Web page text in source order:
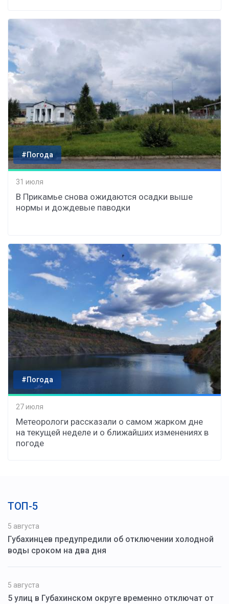
#Погода
31 июля
В Прикамье снова ожидаются осадки выше
нормы и дождевые паводки
#Погода
27 июля
Метеорологи рассказали о самом жарком дне
на текущей неделе и о ближайших изменениях в
погоде
ТОП-5
5 августа
Губахинцев предупредили об отключении холодной
воды сроком на два дня
5 августа
5 улиц в Губахинском округе временно отключат от